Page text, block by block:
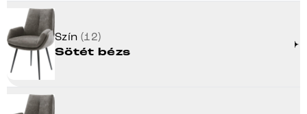
Szín (12)
Sötét bézs